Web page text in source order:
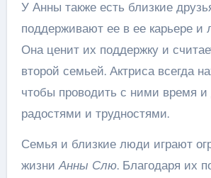
У Анны также есть близкие
поддерживают ее в ее карьере и
Она ценит их поддержку и
второй семьей. Актриса всегда
чтобы проводить с ними время и
радостями и трудностями.
Семья и близкие люди играют
жизниАнны Слю. Благодаря их